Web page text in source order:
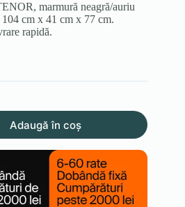
marmură neagră/auriu
cm x 41 cm x 77 cm.
rapidă.
Adaugă în coș